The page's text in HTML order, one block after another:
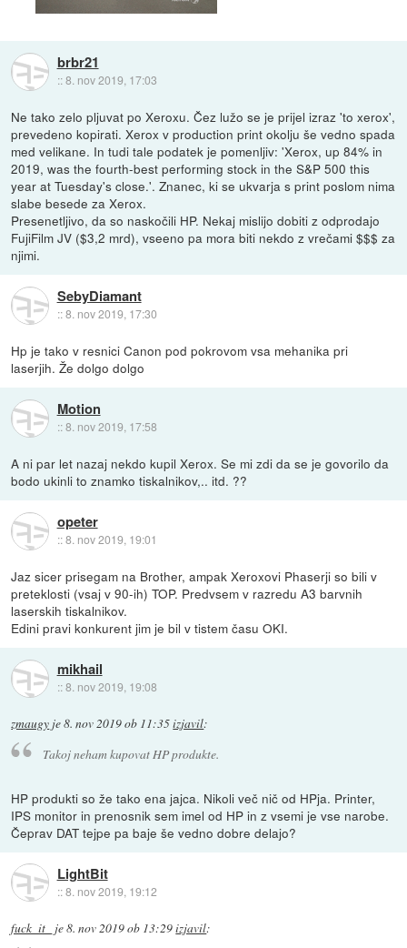
brbr21
::8. nov 2019, 17:03
Ne tako zelo pljuvat po Xeroxu. Čez lužo se je prijel izraz 'to xerox',
prevedeno kopirati. Xerox v production print okolju še vedno spada
med velikane. In tudi tale podatek je pomenljiv: 'Xerox, up 84% in
2019, was the fourth-best performing stock in the S&P 500 this
year at Tuesday's close.'. Znanec, ki se ukvarja s print poslom nima
slabe besede za Xerox.
Presenetljivo, da so naskočili HP. Nekaj mislijo dobiti z odprodajo
FujiFilm JV ($3,2 mrd), vseeno pa mora biti nekdo z vrečami $$$ za
njimi.
SebyDiamant
::8. nov 2019, 17:30
Hp je tako v resnici Canon pod pokrovom vsa mehanika pri
laserjih. Že dolgo dolgo
Motion
::8. nov 2019, 17:58
A ni par let nazaj nekdo kupil Xerox. Se mi zdi da se je govorilo da
bodo ukinli to znamko tiskalnikov,.. itd. ??
opeter
::8. nov 2019, 19:01
Jaz sicer prisegam na Brother, ampak Xeroxovi Phaserji so bili v
preteklosti (vsaj v 90-ih) TOP. Predvsem v razredu A3 barvnih
laserskih tiskalnikov.
Edini pravi konkurent jim je bil v tistem času OKI.
mikhail
::8. nov 2019, 19:08
zmaugy je8. nov 2019 ob 11:35izjavil:
Takoj neham kupovat HP produkte.
HP produkti so že tako ena jajca. Nikoli več nič od HPja. Printer,
IPS monitor in prenosnik sem imel od HP in z vsemi je vse narobe.
Čeprav DAT tejpe pa baje še vedno dobre delajo?
LightBit
::8. nov 2019, 19:12
fuck_it_ je8. nov 2019 ob 13:29izjavil: